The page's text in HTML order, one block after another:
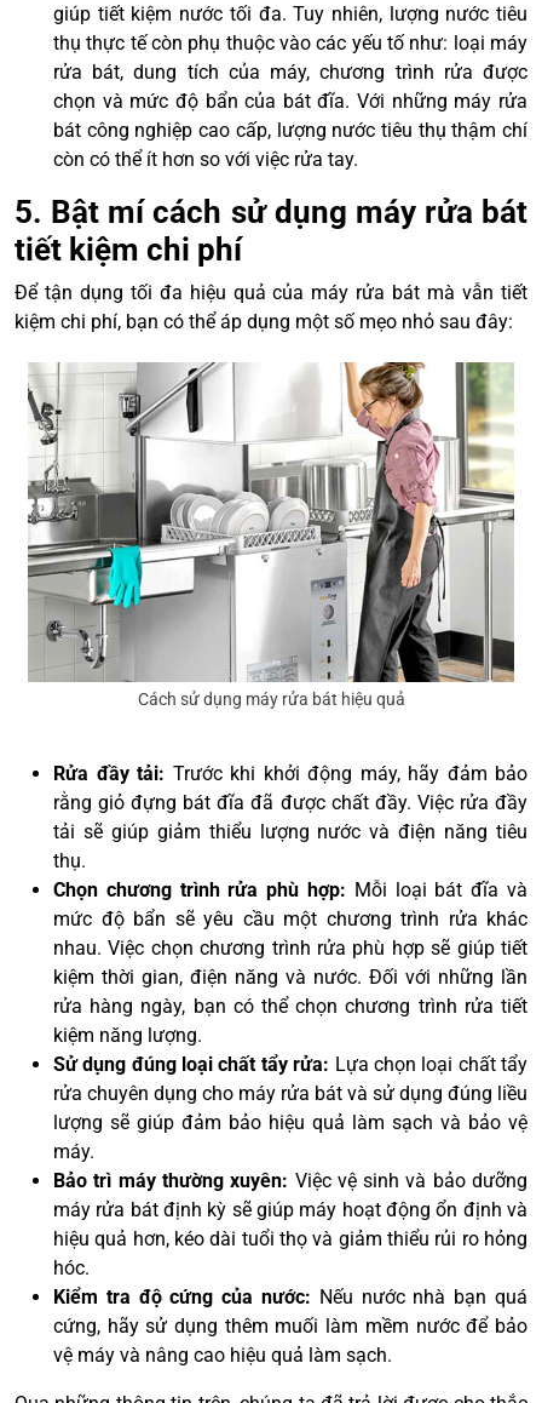
giúp tiết kiệm nước tối đa. Tuy nhiên, lượng nước tiêu
thụ thực tế còn phụ thuộc vào các yếu tố như: loại máy
rửa bát, dung tích của máy, chương trình rửa được
chọn và mức độ bẩn của bát đĩa. Với những máy rửa
bát công nghiệp cao cấp, lượng nước tiêu thụ thậm chí
còn có thể ít hơn so với việc rửa tay.
5. Bật mí cách sử dụng máy rửa bát
tiết kiệm chi phí
Để tận dụng tối đa hiệu quả của máy rửa bát mà vẫn tiết
kiệm chi phí, bạn có thể áp dụng một số mẹo nhỏ sau đây:
Cách sử dụng máy rửa bát hiệu quả
Rửa đầy tải: Trước khi khởi động máy, hãy đảm bảo
rằng giỏ đựng bát đĩa đã được chất đầy. Việc rửa đầy
tải sẽ giúp giảm thiểu lượng nước và điện năng tiêu
thụ.
Chọn chương trình rửa phù hợp: Mỗi loại bát đĩa và
mức độ bẩn sẽ yêu cầu một chương trình rửa khác
nhau. Việc chọn chương trình rửa phù hợp sẽ giúp tiết
kiệm thời gian, điện năng và nước. Đối với những lần
rửa hàng ngày, bạn có thể chọn chương trình rửa tiết
kiệm năng lượng.
Sử dụng đúng loại chất tẩy rửa: Lựa chọn loại chất tẩy
rửa chuyên dụng cho máy rửa bát và sử dụng đúng liều
lượng sẽ giúp đảm bảo hiệu quả làm sạch và bảo vệ
máy.
Bảo trì máy thường xuyên: Việc vệ sinh và bảo dưỡng
máy rửa bát định kỳ sẽ giúp máy hoạt động ổn định và
hiệu quả hơn, kéo dài tuổi thọ và giảm thiểu rủi ro hỏng
hóc.
Kiểm tra độ cứng của nước: Nếu nước nhà bạn quá
cứng, hãy sử dụng thêm muối làm mềm nước để bảo
vệ máy và nâng cao hiệu quả làm sạch.